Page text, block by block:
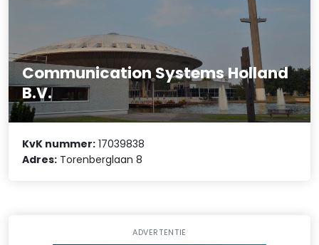
Communication Systems Holland
B.V.
KvK nummer: 17039838
Adres: Torenberglaan 8
ADVERTENTIE